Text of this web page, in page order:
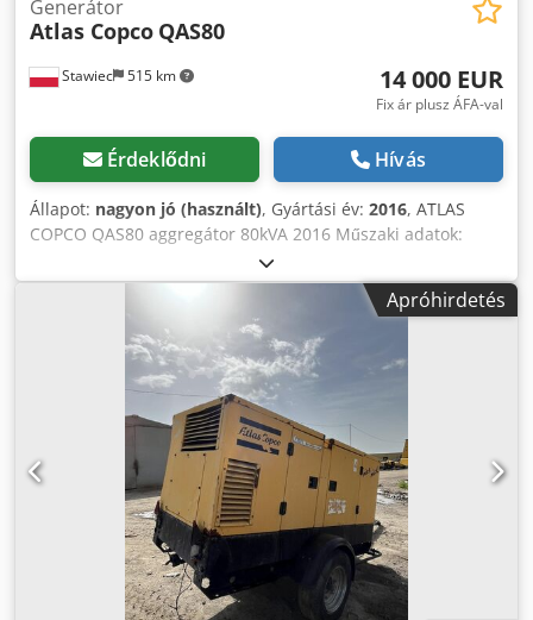
Stawiec 515 km
Generátor
Atlas Copco QAS80
14 000 EUR
Fix ár plusz ÁFA-val
Érdeklődni Hívás
Állapot: nagyon jó (használt), Gyártási év: 2016, ATLAS
COPCO QAS80 aggregátor 80kVA 2016 Műszaki adatok:
Teljesítmény: 80 kVA (64 kW) Gyártási év: 2016 Motor:
PERKINS Üzemóra: 2950 Az aggregátor teljesen
működőképes Nettó ár: 59 500 PLN Cedpfx Aozcn Dzsnzsha
Bruttó ár: 73 185 PLN
Apróhirdetés